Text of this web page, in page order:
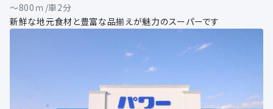
～800ｍ/車2分
新鮮な地元食材と豊富な品揃えが魅力のスーパーです